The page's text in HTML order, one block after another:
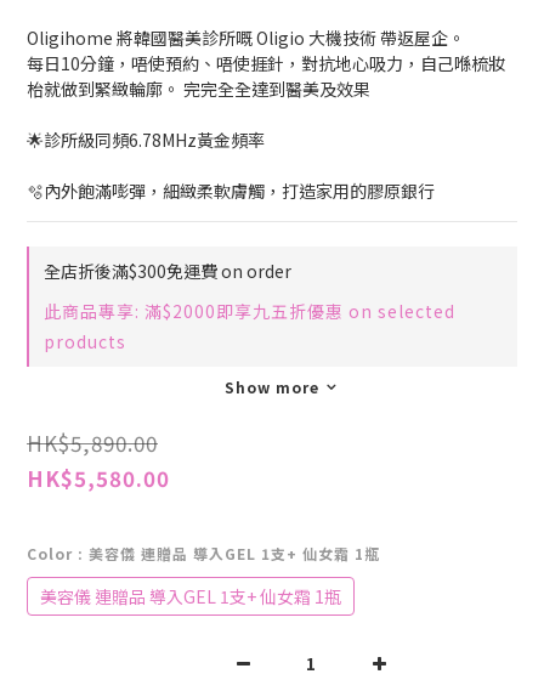
Oligihome 將韓國醫美診所嘅 Oligio 大機技術 帶返屋企。
每日10分鐘，唔使預約、唔使捱針，對抗地心吸力，自己喺梳妝
枱就做到緊緻輪廓。 完完全全達到醫美及效果
🌟診所級同頻6.78MHz黃金頻率
🫧內外飽滿嘭彈，細緻柔軟膚觸，打造家用的膠原銀行
全店折後滿$300免運費 on order
此商品專享: 滿$2000即享九五折優惠 on selected
products
Show more
HK$5,890.00
HK$5,580.00
Color : 美容儀 連贈品 導入GEL 1支+ 仙女霜 1瓶
美容儀 連贈品 導入GEL 1支+ 仙女霜 1瓶